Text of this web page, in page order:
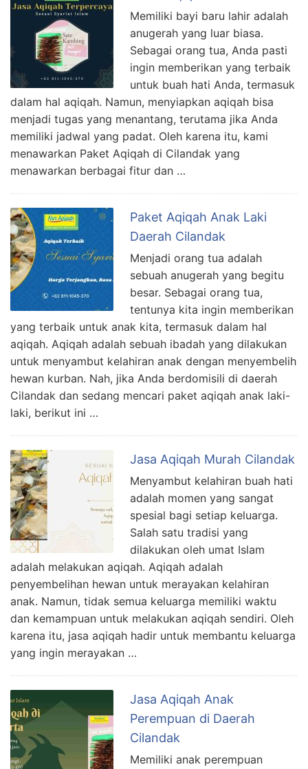
Memiliki bayi baru lahir adalah
anugerah yang luar biasa.
Sebagai orang tua, Anda pasti
ingin memberikan yang terbaik
untuk buah hati Anda, termasuk
dalam hal aqiqah. Namun, menyiapkan aqiqah bisa
menjadi tugas yang menantang, terutama jika Anda
memiliki jadwal yang padat. Oleh karena itu, kami
menawarkan Paket Aqiqah di Cilandak yang
menawarkan berbagai fitur dan …
Paket Aqiqah Anak Laki
Daerah Cilandak
Menjadi orang tua adalah
sebuah anugerah yang begitu
besar. Sebagai orang tua,
tentunya kita ingin memberikan
yang terbaik untuk anak kita, termasuk dalam hal
aqiqah. Aqiqah adalah sebuah ibadah yang dilakukan
untuk menyambut kelahiran anak dengan menyembelih
hewan kurban. Nah, jika Anda berdomisili di daerah
Cilandak dan sedang mencari paket aqiqah anak laki-
laki, berikut ini …
Jasa Aqiqah Murah Cilandak
Menyambut kelahiran buah hati
adalah momen yang sangat
spesial bagi setiap keluarga.
Salah satu tradisi yang
dilakukan oleh umat Islam
adalah melakukan aqiqah. Aqiqah adalah
penyembelihan hewan untuk merayakan kelahiran
anak. Namun, tidak semua keluarga memiliki waktu
dan kemampuan untuk melakukan aqiqah sendiri. Oleh
karena itu, jasa aqiqah hadir untuk membantu keluarga
yang ingin merayakan …
Jasa Aqiqah Anak
Perempuan di Daerah
Cilandak
Memiliki anak perempuan